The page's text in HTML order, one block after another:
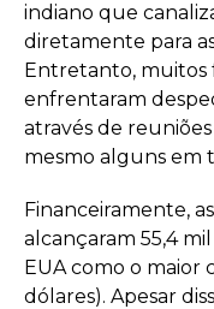
indiano que
diretamente para
Entretanto, muitos
enfrentaram
através de
mesmo alguns em
Financeiramente,
alcançaram 55,4
EUA como o maior
dólares). Apesar